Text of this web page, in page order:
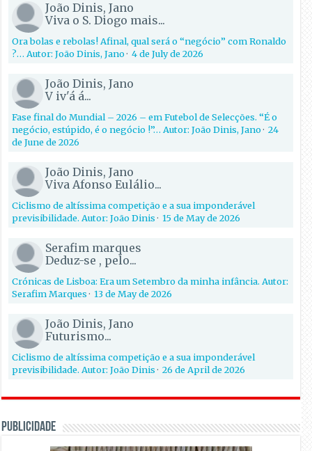
João Dinis, Jano
Viva o S. Diogo mais...
Ora bolas e rebolas! Afinal, qual será o “negócio” com Ronaldo
?… Autor: João Dinis, Jano·4 de July de 2026
João Dinis, Jano
V iv'á á...
Fase final do Mundial – 2026 – em Futebol de Selecções. “É o
negócio, estúpido, é o negócio !”… Autor: João Dinis, Jano·24
de June de 2026
João Dinis, Jano
Viva Afonso Eulálio...
Ciclismo de altíssima competição e a sua imponderável
previsibilidade. Autor: João Dinis·15 de May de 2026
Serafim marques
Deduz-se , pelo...
Crónicas de Lisboa: Era um Setembro da minha infância. Autor:
Serafim Marques·13 de May de 2026
João Dinis, Jano
Futurismo...
Ciclismo de altíssima competição e a sua imponderável
previsibilidade. Autor: João Dinis·26 de April de 2026
PUBLICIDADE